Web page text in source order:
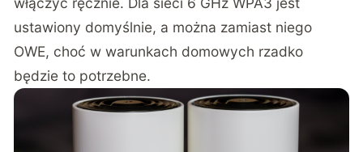
ustawiony domyślnie, a można zamiast niego
OWE, choć w warunkach domowych rzadko
będzie to potrzebne.